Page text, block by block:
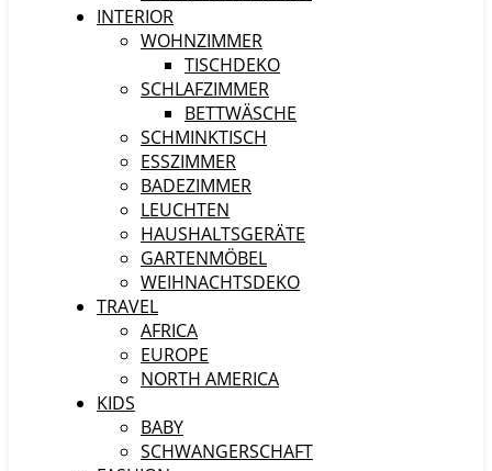
INTERIOR
WOHNZIMMER
TISCHDEKO
SCHLAFZIMMER
BETTWÄSCHE
SCHMINKTISCH
ESSZIMMER
BADEZIMMER
LEUCHTEN
HAUSHALTSGERÄTE
GARTENMÖBEL
WEIHNACHTSDEKO
TRAVEL
AFRICA
EUROPE
NORTH AMERICA
KIDS
BABY
SCHWANGERSCHAFT